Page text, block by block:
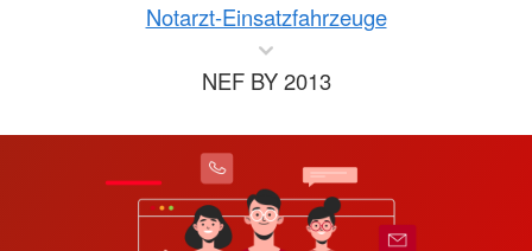
Notarzt-Einsatzfahrzeuge
NEF BY 2013